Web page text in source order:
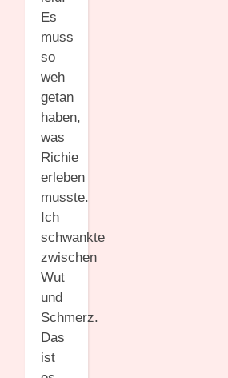
Es
muss
so
weh
getan
haben,
was
Richie
erleben
musste.
Ich
schwankte
zwischen
Wut
und
Schmerz.
Das
ist